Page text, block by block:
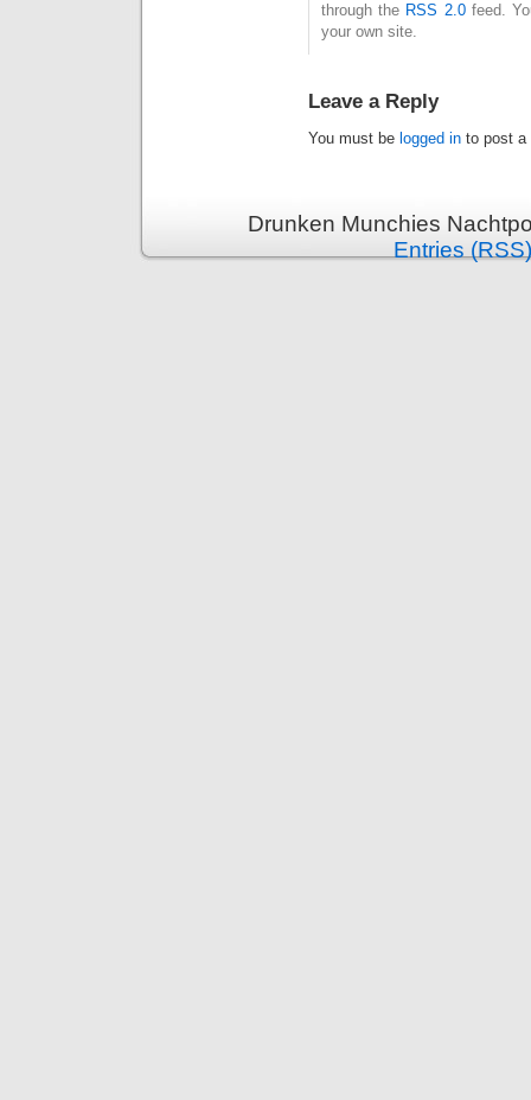
through the RSS 2.0feed.
your own site.
Leave a Reply
You must be logged in to post a
Drunken Munchies
Entries (RSS)